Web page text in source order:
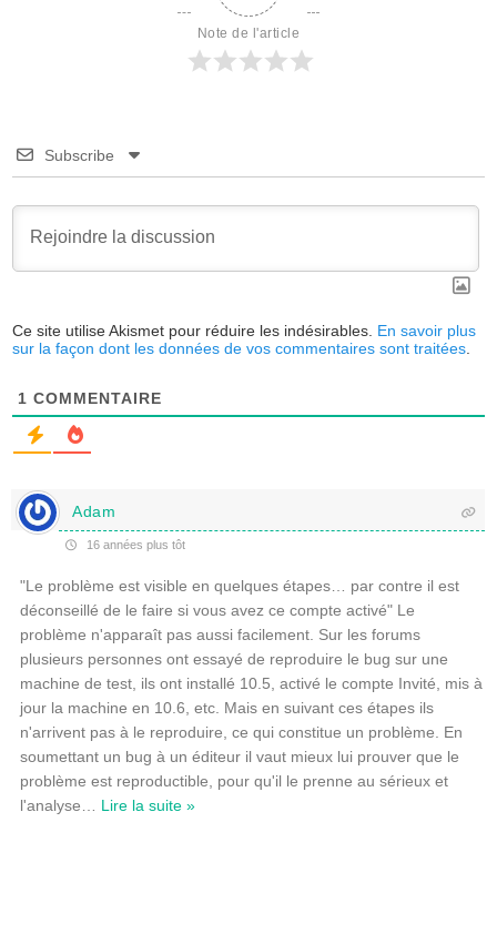
Note de l'article
Subscribe
Ce site utilise Akismet pour réduire les indésirables. En savoir plus
sur la façon dont les données de vos commentaires sont traitées
1 COMMENTAIRE
Adam
16 années plus tôt
"Le problème est visible en quelques étapes… par contre il est
déconseillé de le faire si vous avez ce compte activé" Le
problème n'apparaît pas aussi facilement. Sur les forums
plusieurs personnes ont essayé de reproduire le bug sur une
machine de test, ils ont installé 10.5, activé le compte Invité, mis à
jour la machine en 10.6, etc. Mais en suivant ces étapes ils
n'arrivent pas à le reproduire, ce qui constitue un problème. En
soumettant un bug à un éditeur il vaut mieux lui prouver que le
problème est reproductible, pour qu'il le prenne au sérieux et
l'analyse
Lire la suite »